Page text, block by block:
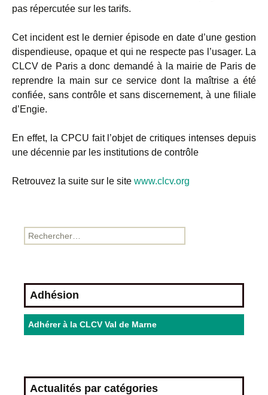
pas répercutée sur les tarifs.
Cet incident est le dernier épisode en date d’une gestion
dispendieuse, opaque et qui ne respecte pas l’usager. La
CLCV de Paris a donc demandé à la mairie de Paris de
reprendre la main sur ce service dont la maîtrise a été
confiée, sans contrôle et sans discernement, à une filiale
d’Engie.
En effet, la CPCU fait l’objet de critiques intenses depuis
une décennie par les institutions de contrôle
Retrouvez la suite sur le site www.clcv.org
Adhésion
Adhérer à la CLCV Val de Marne
Actualités par catégories